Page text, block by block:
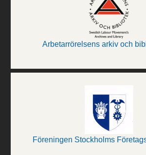
Arbetarrörelsens arkiv och
Föreningen Stockholms